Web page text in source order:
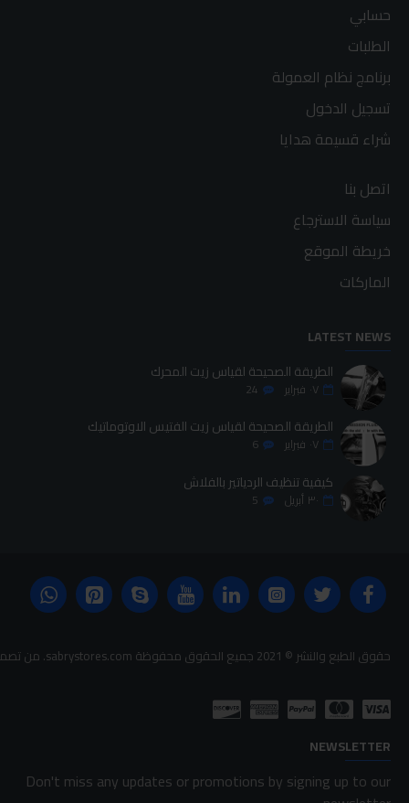
حسابي
الطلبات
برنامج نظام العمولة
تسجيل الدخول
شراء قسيمة هدايا
اتصل بنا
سياسة الاسترجاع
خريطة الموقع
الماركات
LATEST NEWS
الطريقة الصحيحة لقياس زيت المحرك
٠٧ فبراير 24
الطريقة الصحيحة لقياس زيت الفتيس الاوتوماتيك
٠٧ فبراير 6
كيفية تنظيف الردياتير بالفلاش
٣٠ أبريل 5
حقوق الطبع والنشر © 2021 جميع الحقوق محفوظة sabrystores.com. من تصميم-
NEWSLETTER
Don't miss any updates or promotions by signing up to our